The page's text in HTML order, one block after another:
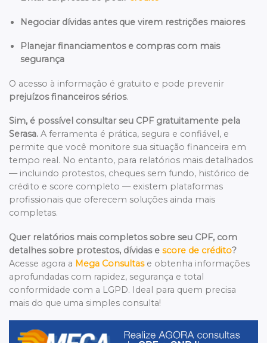
Negociar dívidas antes que virem restrições maiores
Planejar financiamentos e compras com mais
segurança
O acesso à informação é gratuito e pode prevenir
prejuízos financeiros sérios.
Sim, é possível consultar seu CPF gratuitamente pela
Serasa. A ferramenta é prática, segura e confiável, e
permite que você monitore sua situação financeira em
tempo real. No entanto, para relatórios mais detalhados
— incluindo protestos, cheques sem fundo, histórico de
crédito e score completo — existem plataformas
profissionais que oferecem soluções ainda mais
completas.
Quer relatórios mais completos sobre seu CPF, com
detalhes sobre protestos, dívidas e score de crédito?
Acesse agora a Mega Consultase obtenha informações
aprofundadas com rapidez, segurança e total
conformidade com a LGPD. Ideal para quem precisa
mais do que uma simples consulta!